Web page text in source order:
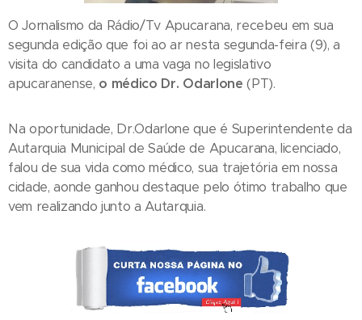
O Jornalismo da Rádio/Tv Apucarana, recebeu em sua
segunda edição que foi ao ar nesta segunda-feira (9), a
visita do candidato a uma vaga no legislativo
apucaranense, o médico Dr. Odarlone(PT).
Na oportunidade, Dr.Odarlone que é Superintendente da
Autarquia Municipal de Saúde de Apucarana, licenciado,
falou de sua vida como médico, sua trajetória em nossa
cidade, aonde ganhou destaque pelo ótimo trabalho que
vem realizando junto a Autarquia.